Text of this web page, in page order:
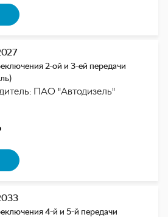
2-ой и 3-ей передачи
ПАО "Автодизель"
4-й и 5-й передачи